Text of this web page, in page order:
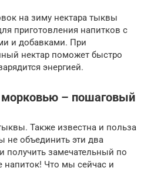
на зиму нектара тыквы
приготовления напитков с
и добавками. При
нектар поможет быстро
энергией.
– пошаговый
Также известна и польза
не объединить эти два
получить замечательный по
напиток! Что мы сейчас и